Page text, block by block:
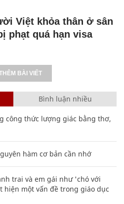
Việt khỏa thân ở sân
phạt quá hạn visa
BÀI VIẾT
Bình luận nhiều
công thức lượng giác bằng thơ,
hàm cơ bản cần nhớ
trai và em gái như 'chó với
hiện một vấn đề trong giáo dục